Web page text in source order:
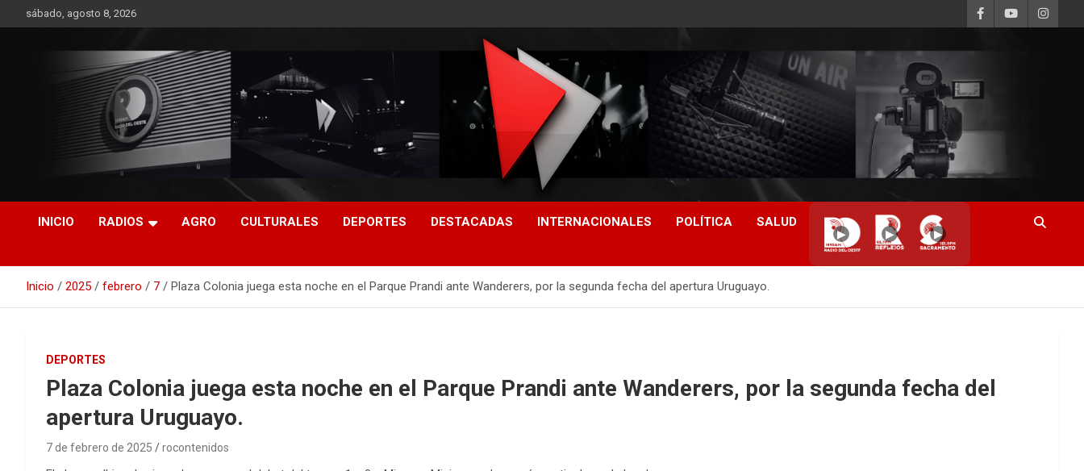
al
sábado, agosto 8, 2026
RO CONTENIDOS
INICIO RADIOS AGRO CULTURALES DEPORTES DESTACADAS INTERNACIONALES POLÍTICA SALUD
▶ ▶ ▶
Inicio 2025 febrero 7 Plaza Colonia juega esta noche en el Parque Prandi ante Wanderers, por la segunda fecha del apertura Uruguayo.
DEPORTES
Plaza Colonia juega esta noche en el Parque Prandi ante Wanderers, por la segunda fecha del
apertura Uruguayo.
7 de febrero de 2025 rocontenidos